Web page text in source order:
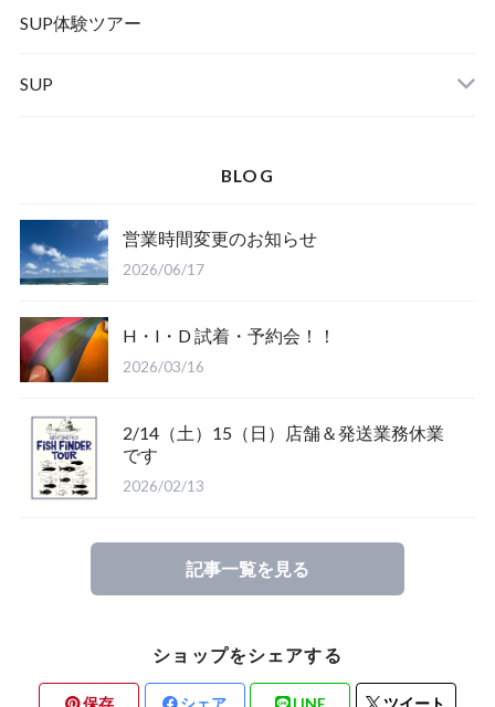
KAYA
Salty Crew
Winter Goods
Helmet
SOX
Glove
Norrona
SUP体験ツアー
SUP
BLOG
営業時間変更のお知らせ
2026/06/17
H・I・D 試着・予約会！！
2026/03/16
2/14（土）15（日）店舗＆発送業務休業
です
2026/02/13
記事一覧を見る
ショップをシェアする